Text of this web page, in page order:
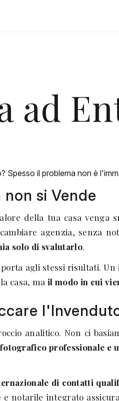
ad
il problema non è
si Vende
della tua casa
agenzia, senza
solo di svalutarlo.
agli stessi risultati.
casa, mail modo in cui
analitico. Non ci
professionale e
di contatti
notarile integrato